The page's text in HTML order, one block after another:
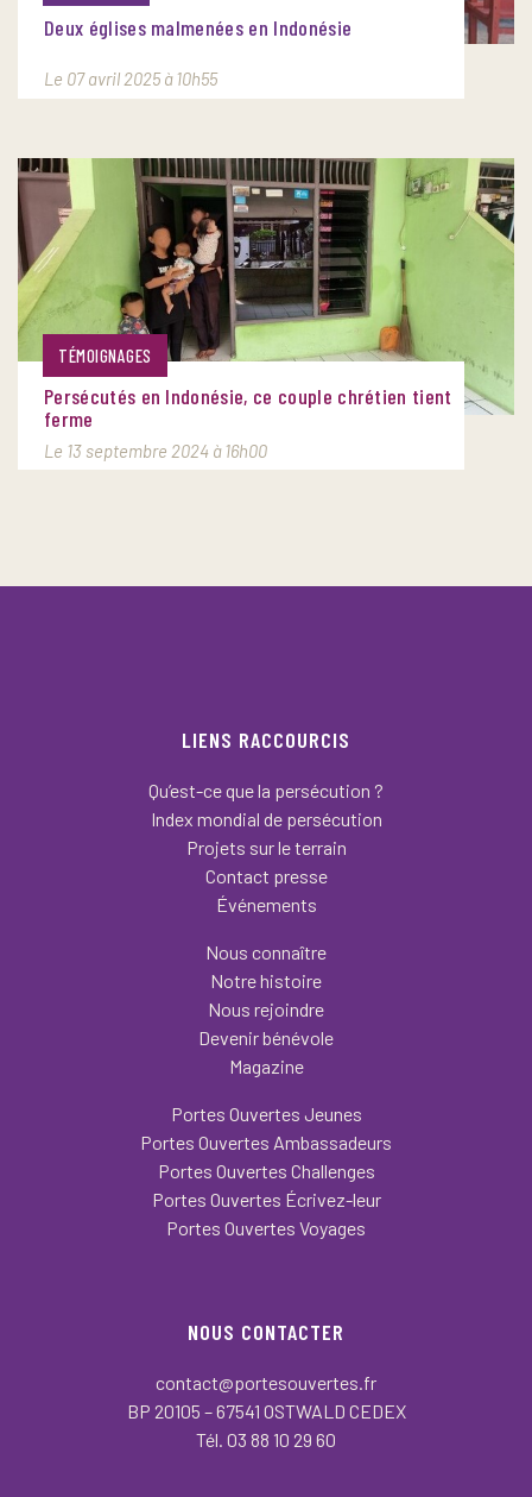
Deux églises malmenées en Indonésie
Le 07 avril 2025 à 10h55
TÉMOIGNAGES
Persécutés en Indonésie, ce couple chrétien tient
ferme
Le 13 septembre 2024 à 16h00
LIENS RACCOURCIS
Qu’est-ce que la persécution ?
Index mondial de persécution
Projets sur le terrain
Contact presse
Événements
Nous connaître
Notre histoire
Nous rejoindre
Devenir bénévole
Magazine
Portes Ouvertes Jeunes
Portes Ouvertes Ambassadeurs
Portes Ouvertes Challenges
Portes Ouvertes Écrivez-leur
Portes Ouvertes Voyages
NOUS CONTACTER
contact@portesouvertes.fr
BP 20105 – 67541 OSTWALD CEDEX
Tél. 03 88 10 29 60